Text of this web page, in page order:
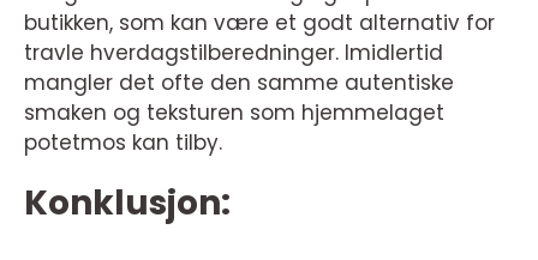
butikken, som kan være et godt alternativ for
travle hverdagstilberedninger. Imidlertid
mangler det ofte den samme autentiske
smaken og teksturen som hjemmelaget
potetmos kan tilby.
Konklusjon: